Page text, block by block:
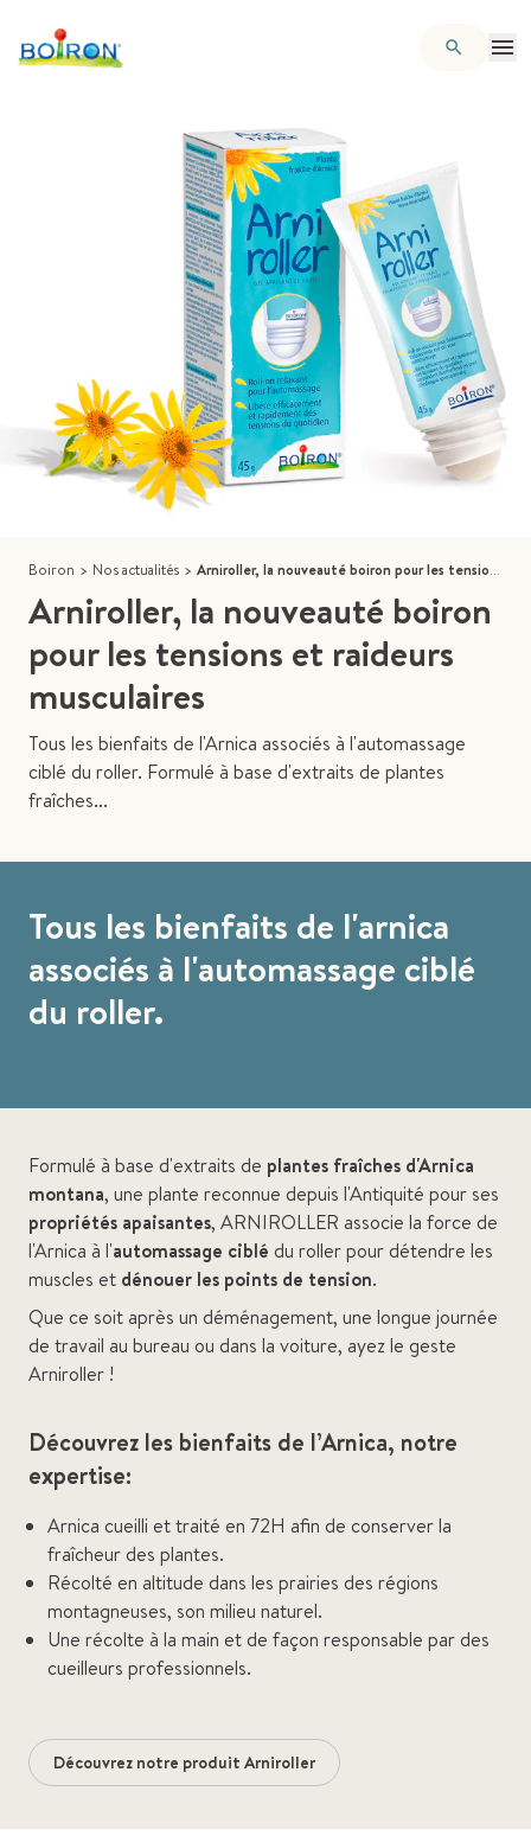
Boiron > Nos actualités > Arniroller, la nouveauté boiron pour les tensions et raideurs musculaires
Arniroller, la nouveauté boiron
pour les tensions et raideurs
musculaires
Tous les bienfaits de l'Arnica associés à l'automassage
ciblé du roller. Formulé à base d'extraits de plantes
fraîches...
Tous les bienfaits de l'arnica
associés à l'automassage ciblé
du roller.
Formulé à base d'extraits de plantes fraîches d'Arnica
montana, une plante reconnue depuis l'Antiquité pour ses
propriétés apaisantes, ARNIROLLER associe la force de
l'Arnica à l'automassage ciblé du roller pour détendre les
muscles et dénouer les points de tension.
Que ce soit après un déménagement, une longue journée
de travail au bureau ou dans la voiture, ayez le geste
Arniroller !
Découvrez les bienfaits de l’Arnica, notre
expertise:
Arnica cueilli et traité en 72H afin de conserver la
fraîcheur des plantes.
Récolté en altitude dans les prairies des régions
montagneuses, son milieu naturel.
Une récolte à la main et de façon responsable par des
cueilleurs professionnels.
Découvrez notre produit Arniroller